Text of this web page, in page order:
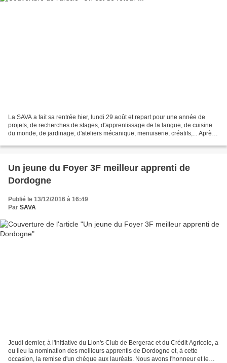
La SAVA a fait sa rentrée hier, lundi 29 août et repart pour une année de
projets, de recherches de stages, d'apprentissage de la langue, de cuisine
du monde, de jardinage, d'ateliers mécanique, menuiserie, créatifs,... Après,
Un jeune du Foyer 3F meilleur apprenti de
Dordogne
Publié le 13/12/2016 à 16:49
Par SAVA
Jeudi dernier, à l'initiative du Lion's Club de Bergerac et du Crédit Agricole, a
eu lieu la nomination des meilleurs apprentis de Dordogne et, à cette
occasion, la remise d'un chèque aux lauréats. Nous avons l'honneur et le